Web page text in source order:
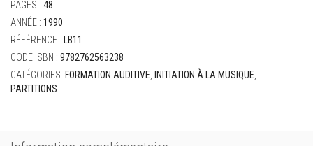
m'amuse
tome
2
PAGES : 48
ANNÉE : 1990
RÉFÉRENCE :
LB11
CODE ISBN : 9782762563238
CATÉGORIES: FORMATION AUDITIVE INITIATION À LA MUSIQUE
PARTITIONS